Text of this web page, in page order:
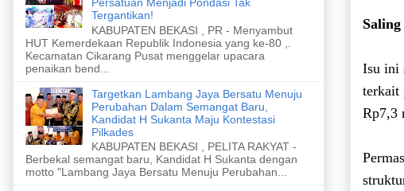
Isu ini
terkait
Rp7,3
Tergantikan!
KABUPATEN BEKASI , PR - Menyambut
HUT Kemerdekaan Republik Indonesia yang ke-80 ,.
Kecamatan Cikarang Pusat menggelar upacara
penaikan bend...
Targetkan Lambang Jaya Bersatu Menuju
Perubahan Dalam Semangat Baru,
Kandidat H Sukanta Maju Kontestasi
Pilkades
KABUPATEN BEKASI , PELITA RAKYAT -
Berbekal semangat baru, Kandidat H Sukanta dengan
motto "Lambang Jaya Bersatu Menuju Perubahan...